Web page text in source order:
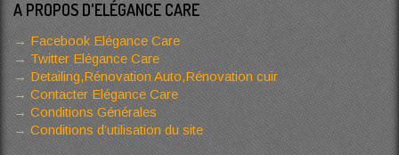
A PROPOS D'ELÉGANCE CARE
Facebook Elégance Care
Twitter Elégance Care
Detailing,Rénovation Auto,Rénovation cuir
Contacter Elégance Care
Conditions Générales
Conditions d’utilisation du site